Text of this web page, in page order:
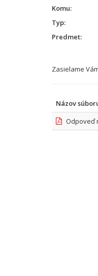
Komu
Typ
Predmet
Zasielame
Názov
Odpoveď